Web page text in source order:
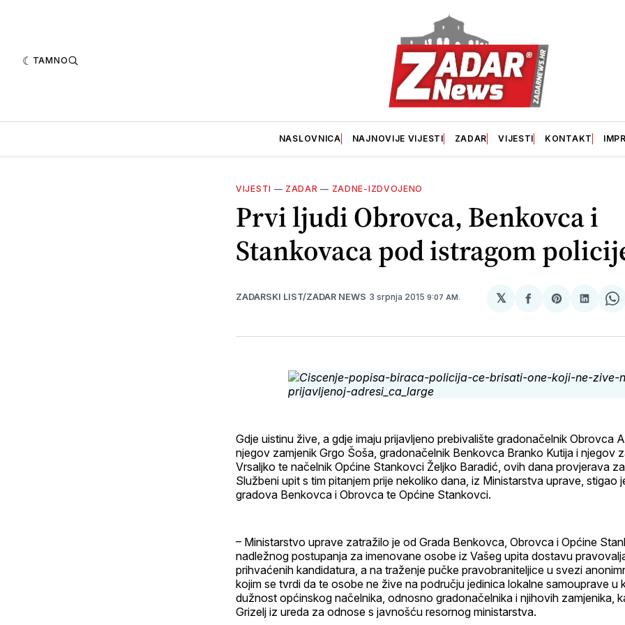
TAMNO
NASLOVNICA NAJNOVIJE VIJESTI ZADAR VIJESTI KONTAKT
VIJESTI — ZADAR — ZADNE-IZDVOJENO
Prvi ljudi Obrovca, Benkovca i
Stankovaca pod istragom
ZADARSKI LIST/ZADAR NEWS 3 srpnja 2015 9:07 AM. 𝕏
podijeli
Facebook
Sharepodijeli
Gdje uistinu žive, a gdje imaju prijavljeno prebivalište gradonačelnik Obrovca
njegov zamjenik Grgo Šoša, gradonačelnik Benkovca Branko Kutija i njegov
Vrsaljko te načelnik Općine Stankovci Željko Baradić, ovih dana provjerava
Službeni upit s tim pitanjem prije nekoliko dana, iz Ministarstva uprave, stigao
gradova Benkovca i Obrovca te Općine Stankovci.
– Ministarstvo uprave zatražilo je od Grada Benkovca, Obrovca i Općine
nadležnog postupanja za imenovane osobe iz Vašeg upita dostavu
prihvaćenih kandidatura, a na traženje pučke pravobraniteljice u svezi
kojim se tvrdi da te osobe ne žive na području jedinica lokalne samouprave u
dužnost općinskog načelnika, odnosno gradonačelnika i njihovih zamjenika,
Grizelj iz ureda za odnose s javnošću resornog ministarstva.